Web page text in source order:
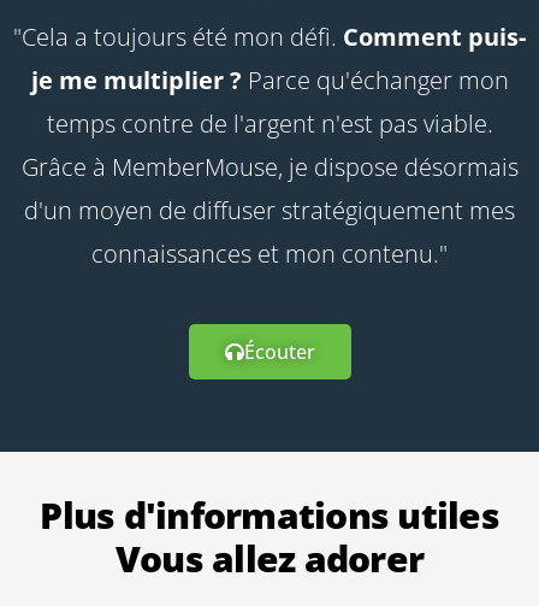
"Cela a toujours été mon défi. Comment puis-
je me multiplier ? Parce qu'échanger mon
temps contre de l'argent n'est pas viable.
Grâce à MemberMouse, je dispose désormais
d'un moyen de diffuser stratégiquement mes
connaissances et mon contenu."
Écouter
Plus d'informations utiles
Vous allez adorer